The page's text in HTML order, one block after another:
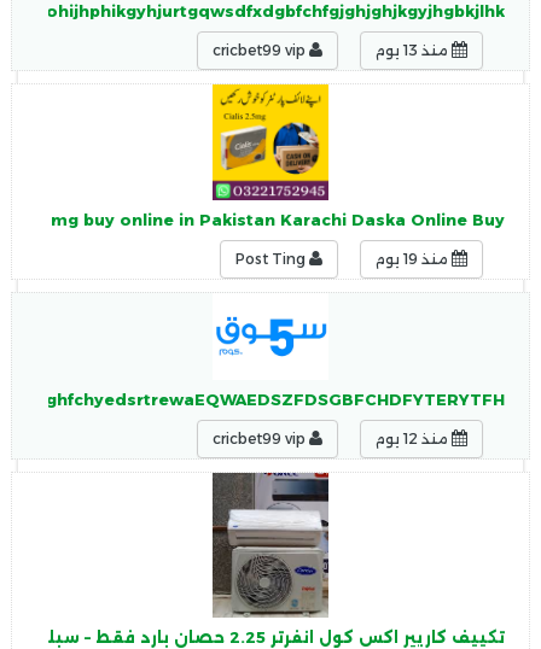
منذ 13 يوم
2.5 mg buy online in Pakistan Karachi Daska Online Buy
منذ 19 يوم
منذ 12 يوم
تكييف كاريير اكس كول انفرتر 2.25 حصان بارد فقط – سبليت 2026